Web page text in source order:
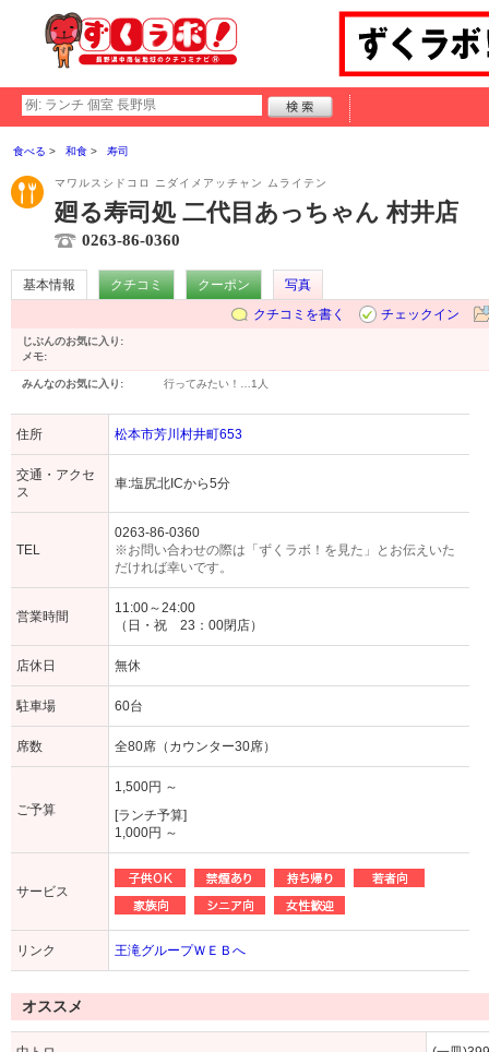
食べる 和食 寿司
マワルスシドコロ ニダイメアッチャン ムライテン
廻る寿司処 二代目あっちゃん 村井店
0263-86-0360
基本情報 クチコミ クーポン
写真
クチコミを書く
チェックイン
じぶんのお気に入り:
メモ:
みんなのお気に入り: 行ってみたい！… 1人
住所 松本市芳川村井町653
交通・アクセ
ス
車:塩尻北ICから5分
TEL
0263-86-0360
※お問い合わせの際は「ずくラボ！を見た」とお伝えいた
だければ幸いです。
営業時間
11:00～24:00
（日・祝 23：00閉店）
店休日 無休
駐車場 60台
席数 全80席（カウンター30席）
ご予算
1,500円 ～
[ランチ予算]
1,000円 ～
サービス
リンク 王滝グループＷＥＢへ
オススメ